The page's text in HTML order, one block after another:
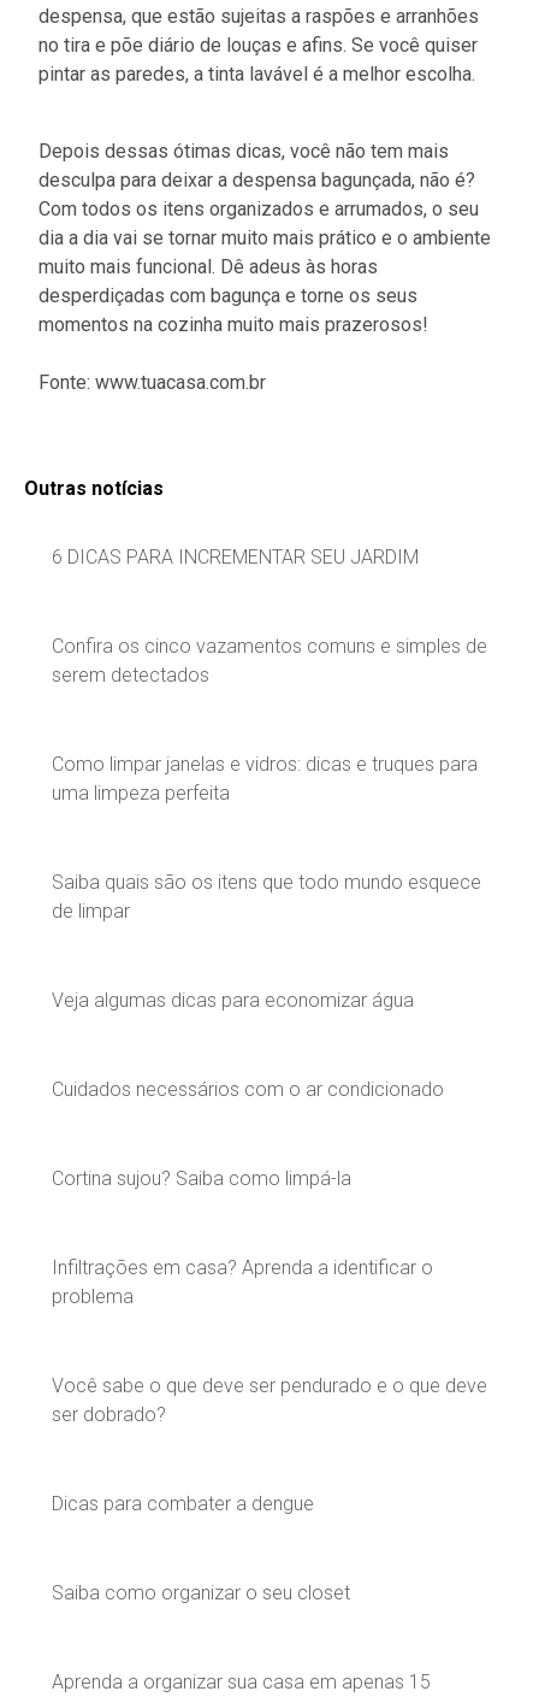
Outras notícias
6 DICAS PARA INCREMENTAR SEU JARDIM
Confira os cinco vazamentos comuns e simples de
serem detectados
Como limpar janelas e vidros: dicas e truques para
uma limpeza perfeita
Saiba quais são os itens que todo mundo esquece
de limpar
Veja algumas dicas para economizar água
Cuidados necessários com o ar condicionado
Cortina sujou? Saiba como limpá-la
Infiltrações em casa? Aprenda a identificar o
problema
Você sabe o que deve ser pendurado e o que deve
ser dobrado?
Dicas para combater a dengue
Saiba como organizar o seu closet
Aprenda a organizar sua casa em apenas 15
despensa, que estão sujeitas a raspões e arranhões
no tira e põe diário de louças e afins. Se você quiser
pintar as paredes, a tinta lavável é a melhor escolha.
Depois dessas ótimas dicas, você não tem mais
desculpa para deixar a despensa bagunçada, não é?
Com todos os itens organizados e arrumados, o seu
dia a dia vai se tornar muito mais prático e o ambiente
muito mais funcional. Dê adeus às horas
desperdiçadas com bagunça e torne os seus
momentos na cozinha muito mais prazerosos!
Fonte: www.tuacasa.com.br